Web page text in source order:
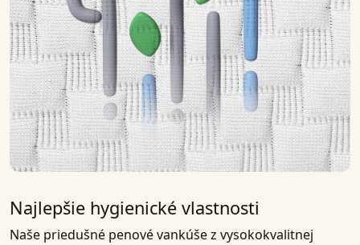
Najlepšie hygienické vlastnosti
Naše priedušné penové vankúšez vysokokvalitnej